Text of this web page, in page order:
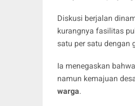
Diskusi berjalan
kurangnya fasilitas
satu per satu dengan
Ia menegaskan
namun kemajuan
warga.